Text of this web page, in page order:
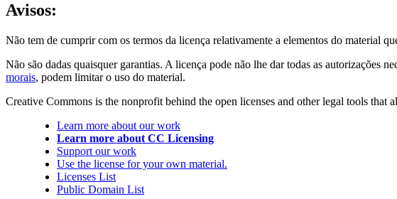
Avisos:
Não tem de cumprir com os termos da licença relativamente a elementos do material
Não são dadas quaisquer garantias. A licença pode não lhe dar todas as autorizações
morais, podem limitar o uso do material.
Creative Commons is the nonprofit behind the open licenses and other legal tools that
Learn more about our work
Learn more about CC Licensing
Support our work
Use the license for your own material.
Licenses List
Public Domain List